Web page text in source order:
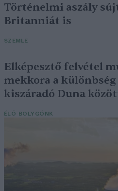
Történelmi aszály
Britanniát is
SZEMLE
Elképesztő felvétel
mekkora a különbség
kiszáradó Duna
ÉLŐ BOLYGÓNK